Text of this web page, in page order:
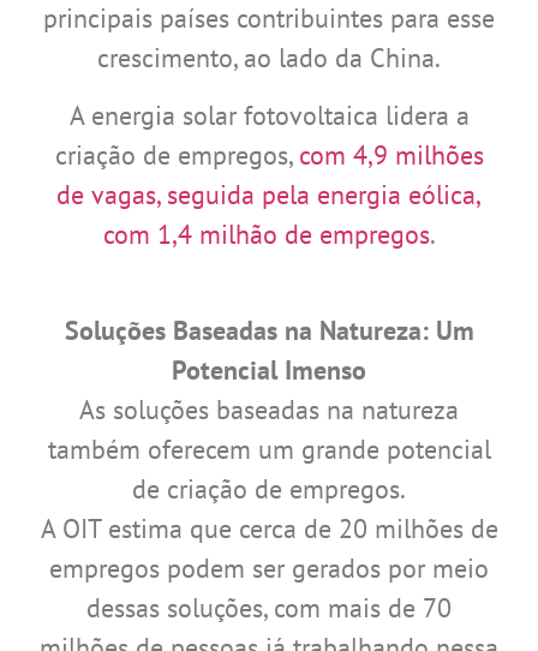
principais países contribuintes para esse
crescimento, ao lado da China.
A energia solar fotovoltaica lidera a
criação de empregos, com 4,9 milhões
de vagas, seguida pela energia eólica,
com 1,4 milhão de empregos.
Soluções Baseadas na Natureza: Um
Potencial Imenso
As soluções baseadas na natureza
também oferecem um grande potencial
de criação de empregos.
A OIT estima que cerca de 20 milhões de
empregos podem ser gerados por meio
dessas soluções, com mais de 70